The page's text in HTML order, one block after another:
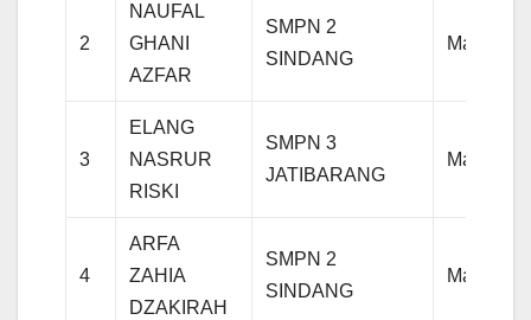
2
NAUFAL
GHANI
AZFAR
SMPN 2
SINDANG
3
ELANG
NASRUR
RISKI
SMPN 3
JATIBARANG
4
ARFA
ZAHIA
DZAKIRAH
SMPN 2
SINDANG